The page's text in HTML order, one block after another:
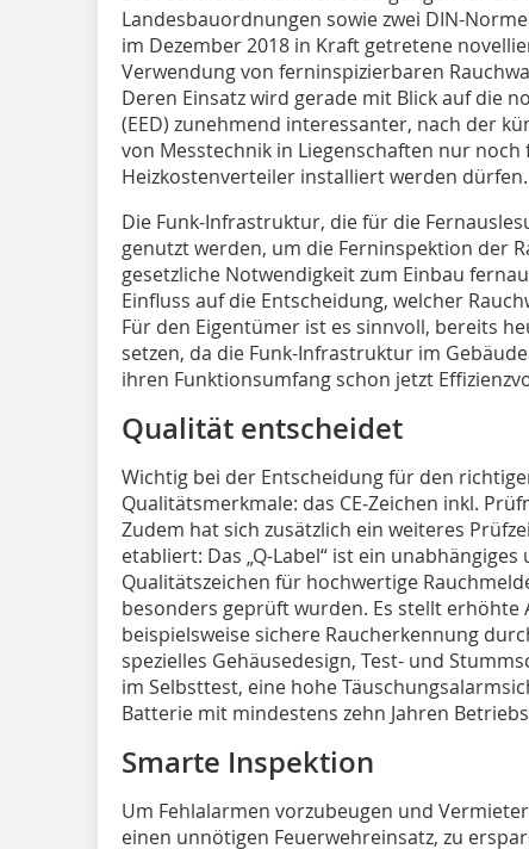
Landesbauordnungen sowie zwei DIN-
im Dezember 2018 in Kraft getretene
Verwendung von ferninspizierbaren
Deren Einsatz wird gerade mit Blick auf die
(EED) zunehmend interessanter, nach der
von Messtechnik in Liegenschaften nur
Heizkostenverteiler installiert werden dürfen.
Die Funk-Infrastruktur, die für die
genutzt werden, um die Ferninspektion der
gesetzliche Notwendigkeit zum Einbau
Einfluss auf die Entscheidung, welcher
Für den Eigentümer ist es sinnvoll, bereits
setzen, da die Funk-Infrastruktur im
ihren Funktionsumfang schon jetzt
Qualität entscheidet
Wichtig bei der Entscheidung für den
Qualitätsmerkmale: das CE‑Zeichen inkl.
Zudem hat sich zusätzlich ein weiteres
etabliert: Das „Q-Label“ ist ein
Qualitätszeichen für hochwertige
besonders geprüft wurden. Es stellt erhöhte
beispielsweise sichere Raucherkennung
spezielles Gehäusedesign, Test- und
im Selbsttest, eine hohe
Batterie mit mindestens zehn Jahren
Smarte Inspektion
Um Fehlalarmen vorzubeugen und
einen unnötigen Feuerwehreinsatz, zu